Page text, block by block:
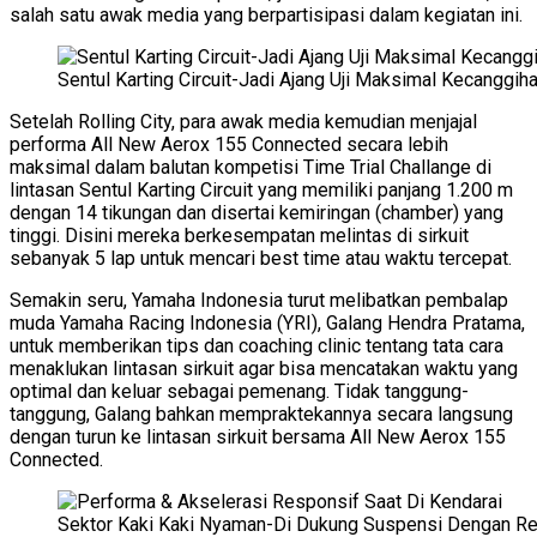
salah satu awak media yang berpartisipasi dalam kegiatan ini.
Sentul Karting Circuit-Jadi Ajang Uji Maksimal
Setelah Rolling City, para awak media kemudian menjajal
performa All New Aerox 155 Connected secara lebih
maksimal dalam balutan kompetisi Time Trial Challange di
lintasan Sentul Karting Circuit yang memiliki panjang 1.200 m
dengan 14 tikungan dan disertai kemiringan (chamber) yang
tinggi. Disini mereka berkesempatan melintas di sirkuit
sebanyak 5 lap untuk mencari best time atau waktu tercepat.
Semakin seru, Yamaha Indonesia turut melibatkan pembalap
muda Yamaha Racing Indonesia (YRI), Galang Hendra Pratama,
untuk memberikan tips dan coaching clinic tentang tata cara
menaklukan lintasan sirkuit agar bisa mencatakan waktu yang
optimal dan keluar sebagai pemenang. Tidak tanggung-
tanggung, Galang bahkan mempraktekannya secara langsung
dengan turun ke lintasan sirkuit bersama All New Aerox 155
Connected.
Sektor Kaki Kaki Nyaman-Di Dukung Suspensi Dengan